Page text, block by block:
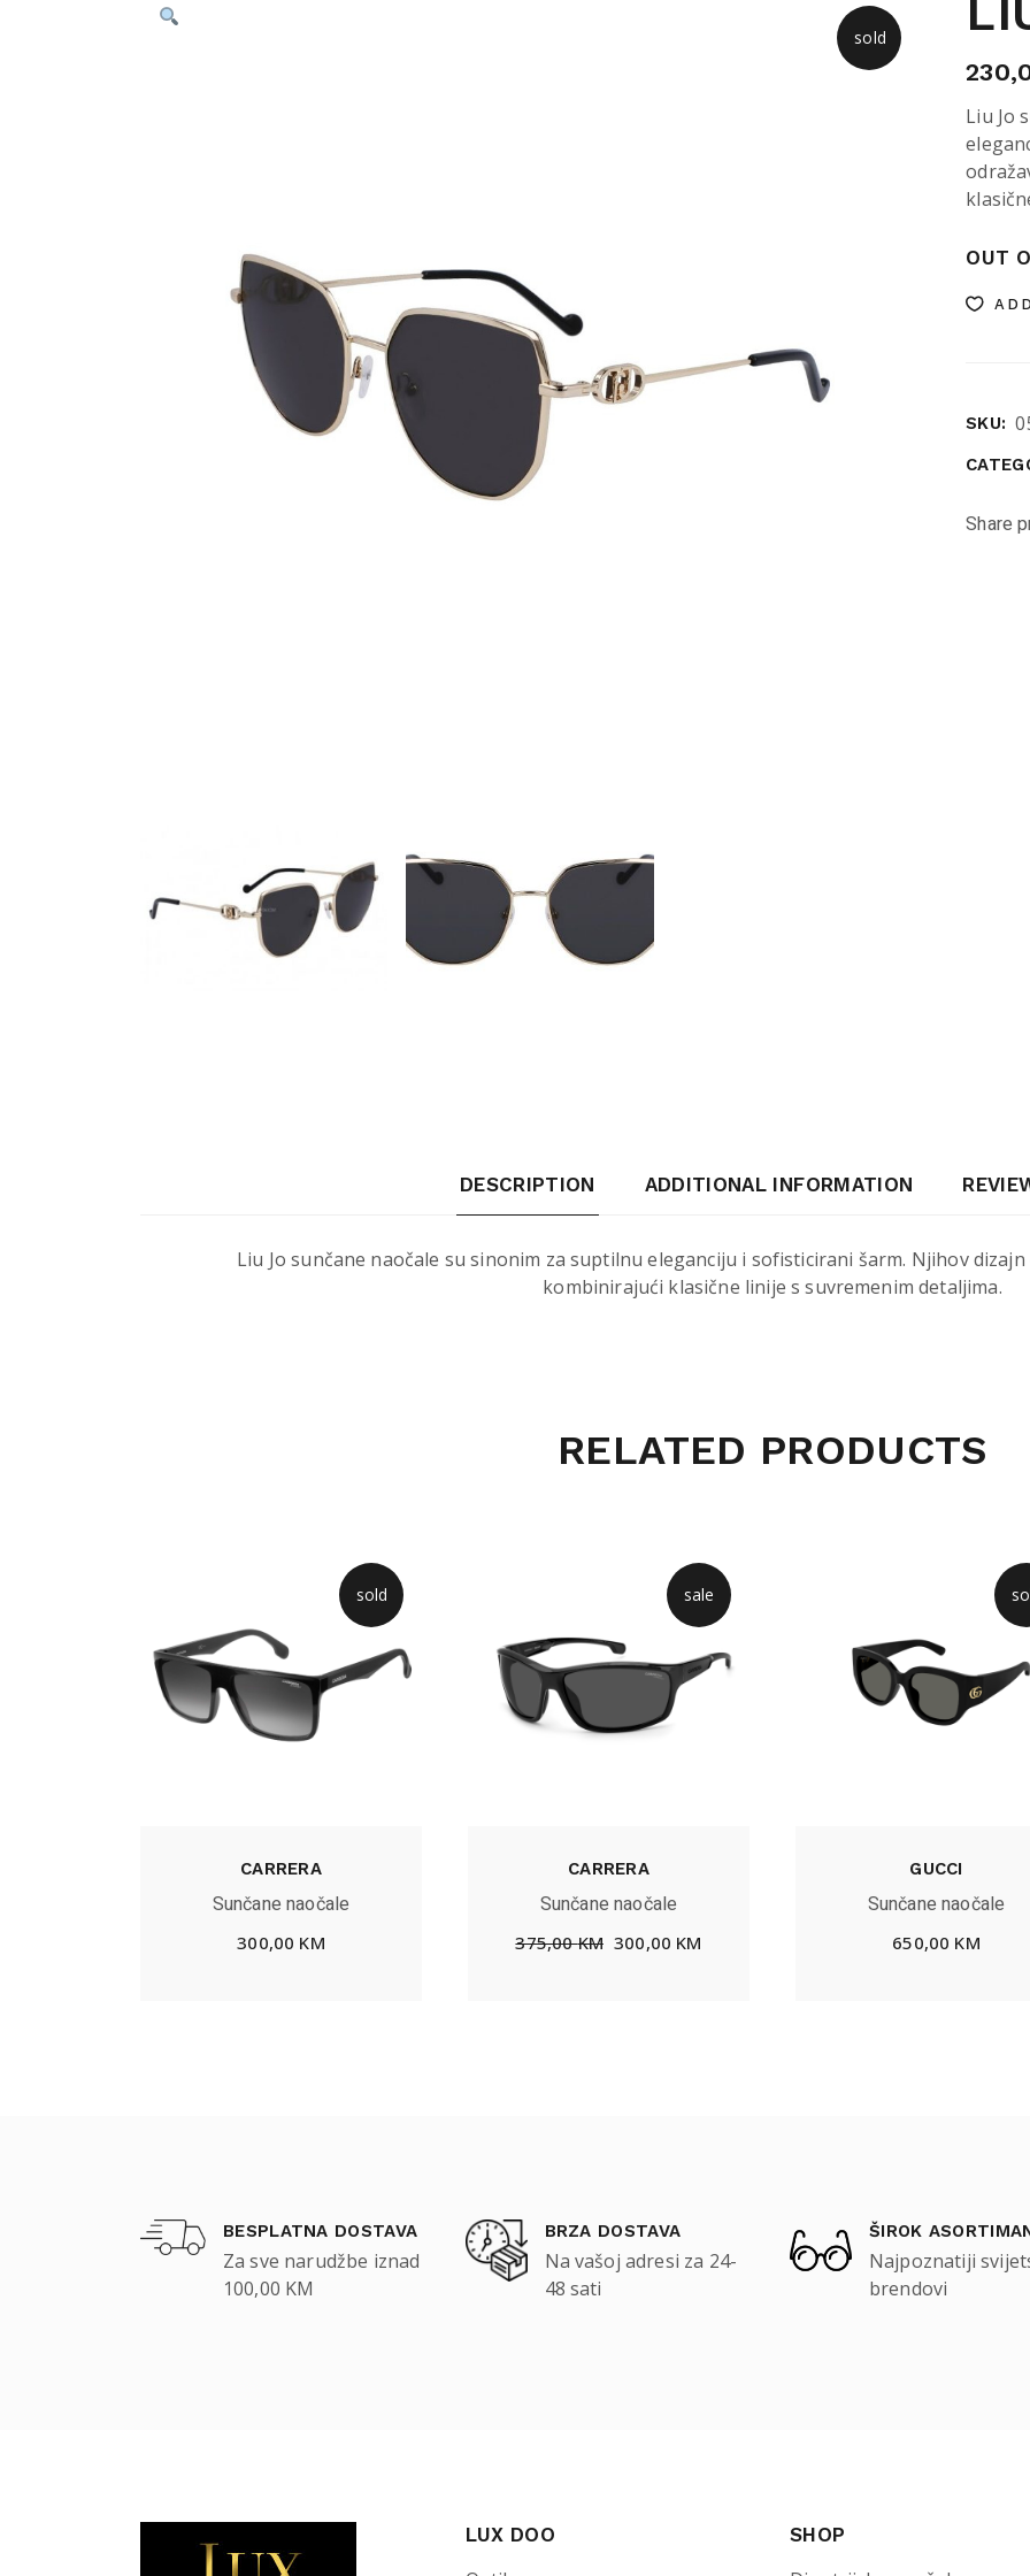
sold
Liu Jo
OUT
SKU:
Share
DESCRIPTION ADDITIONAL INFORMATION
Liu Jo sunčane naočale su sinonim za suptilnu eleganciju i sofisticirani šarm. Njihov
kombinirajući klasične linije s suvremenim detaljima.
RELATED PRODUCTS
sold
CARRERA
Sunčane naočale
300,00 KM
sale
CARRERA
Sunčane naočale
375,00KM 300,00 KM
GUCCI
Sunčane naočale
650,00 KM
BESPLATNA DOSTAVA
Za sve narudžbe iznad
100,00 KM
BRZA DOSTAVA
Na vašoj adresi za 24-
48 sati
ŠIROK
Najpoznatiji
brendovi
LUX DOO SHOP